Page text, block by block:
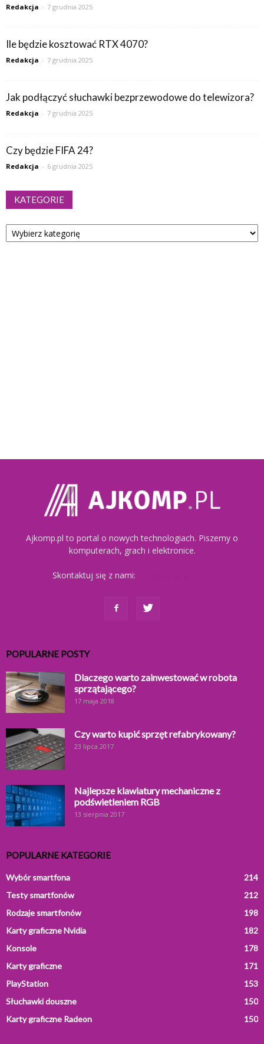
Redakcja - 7 grudnia 2025
Ile będzie kosztować RTX 4070?
Redakcja - 7 grudnia 2025
Jak podłączyć słuchawki bezprzewodowe do telewizora?
Redakcja - 7 grudnia 2025
Czy będzie FIFA 24?
Redakcja - 6 grudnia 2025
KATEGORIE
Kategorie
Ajkomp.pl to portal o nowych technologiach. Piszemy o
komputerach, grach i elektronice.
Skontaktuj się z nami:
POPULARNE POSTY
Dlaczego warto zainwestować w robota
sprzątającego?
17 maja 2018
Czy warto kupić sprzęt refabrykowany?
23 lipca 2017
Najlepsze klawiatury mechaniczne z
podświetleniem RGB
13 sierpnia 2017
POPULARNE KATEGORIE
Wybór smartfona
214
Testy smartfonów
212
Rodzaje smartfonów
198
Karty graficzne Nvidia
182
Konsole
178
Karty graficzne
171
PlayStation
153
Słuchawki douszne
150
Karty graficzne Radeon
150